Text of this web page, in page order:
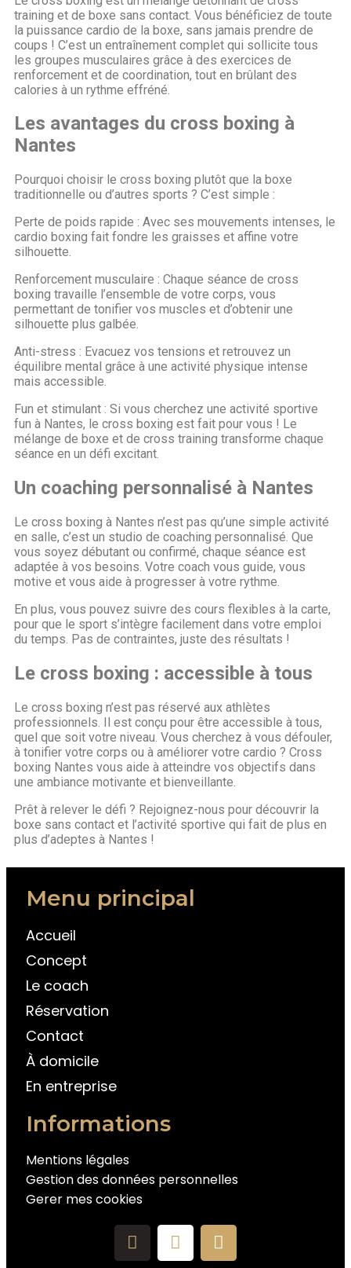
training et de boxe sans contact. Vous bénéficiez de toute
la puissance cardio de la boxe, sans jamais prendre de
coups ! C’est un entraînement complet qui sollicite tous
les groupes musculaires grâce à des exercices de
renforcement et de coordination, tout en brûlant des
calories à un rythme effréné.
Les avantages du cross boxing à
Nantes
Pourquoi choisir le cross boxing plutôt que la boxe
traditionnelle ou d’autres sports ? C’est simple :
Perte de poids rapide : Avec ses mouvements intenses, le
cardio boxing fait fondre les graisses et affine votre
silhouette.
Renforcement musculaire : Chaque séance de cross
boxing travaille l’ensemble de votre corps, vous
permettant de tonifier vos muscles et d’obtenir une
silhouette plus galbée.
Anti-stress : Evacuez vos tensions et retrouvez un
équilibre mental grâce à une activité physique intense
mais accessible.
Fun et stimulant : Si vous cherchez une activité sportive
fun à Nantes, le cross boxing est fait pour vous ! Le
mélange de boxe et de cross training transforme chaque
séance en un défi excitant.
Un coaching personnalisé à Nantes
Le cross boxing à Nantes n’est pas qu’une simple activité
en salle, c’est un studio de coaching personnalisé. Que
vous soyez débutant ou confirmé, chaque séance est
adaptée à vos besoins. Votre coach vous guide, vous
motive et vous aide à progresser à votre rythme.
En plus, vous pouvez suivre des cours flexibles à la carte,
pour que le sport s’intègre facilement dans votre emploi
du temps. Pas de contraintes, juste des résultats !
Le cross boxing : accessible à tous
Le cross boxing n’est pas réservé aux athlètes
professionnels. Il est conçu pour être accessible à tous,
quel que soit votre niveau. Vous cherchez à vous défouler,
à tonifier votre corps ou à améliorer votre cardio ? Cross
boxing Nantes vous aide à atteindre vos objectifs dans
une ambiance motivante et bienveillante.
Prêt à relever le défi ? Rejoignez-nous pour découvrir la
boxe sans contact et l’activité sportive qui fait de plus en
plus d’adeptes à Nantes !
Menu principal
Accueil
Concept
Le coach
Réservation
Contact
À domicile
En entreprise
Informations
Mentions légales
Gestion des données personnelles
Gerer mes cookies